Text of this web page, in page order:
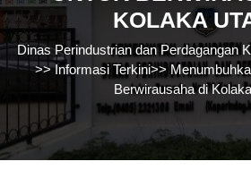
KOLAKA
Dinas Perindustrian dan Perdagangan
>>Informasi Terkini>>
Berwirausaha di